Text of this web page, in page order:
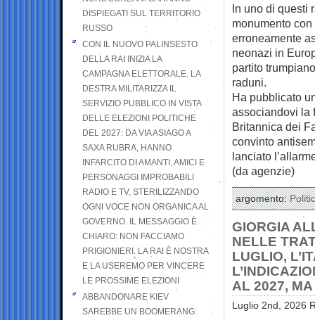
In uno di questi
monumento
erroneamente
neonazi in
partito
raduni.
Ha pubblicato
associandovi la
Britannica dei
convinto
lanciato
(da agenzie)
argomento:
GIORGIA
NELLE
LUGLIO,
AL 2027,
Luglio 2nd, 2026
DISPIEGATI SUL TERRITORIO
RUSSO
CON IL NUOVO PALINSESTO
DELLA RAI INIZIA LA
CAMPAGNA ELETTORALE. LA
DESTRA MILITARIZZA IL
SERVIZIO PUBBLICO IN VISTA
DELLE ELEZIONI POLITICHE
DEL 2027: DA VIA ASIAGO A
SAXA RUBRA, HANNO
INFARCITO DI AMANTI, AMICI E
PERSONAGGI IMPROBABILI
RADIO E TV, STERILIZZANDO
OGNI VOCE NON ORGANICA AL
GOVERNO. IL MESSAGGIO È
CHIARO: NON FACCIAMO
PRIGIONIERI. LA RAI È NOSTRA
E LA USEREMO PER VINCERE
LE PROSSIME ELEZIONI
ABBANDONARE KIEV
SAREBBE UN BOOMERANG: